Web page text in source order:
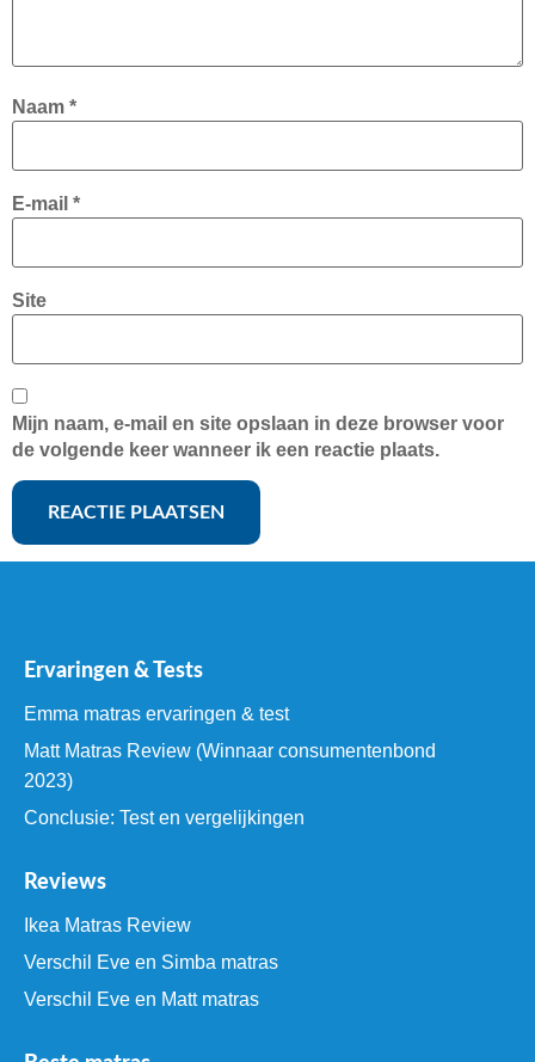
Naam *
E-mail *
Site
Mijn naam, e-mail en site opslaan in deze browser voor
de volgende keer wanneer ik een reactie plaats.
Ervaringen & Tests
Emma matras ervaringen & test
Matt Matras Review (Winnaar consumentenbond
2023)
Conclusie: Test en vergelijkingen
Reviews
Ikea Matras Review
Verschil Eve en Simba matras
Verschil Eve en Matt matras